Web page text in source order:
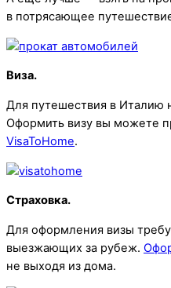
в потрясающее
Виза.
Для путешествия в Италию
Оформить визу вы можете
VisaToHome.
Страховка.
Для оформления визы
выезжающих за рубеж.
не выходя из дома.